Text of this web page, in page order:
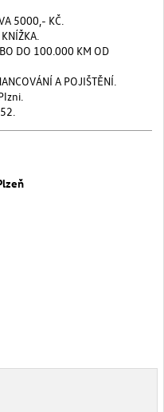
5000,- KČ.
DO 100.000 KM OD
A POJIŠTĚNÍ.